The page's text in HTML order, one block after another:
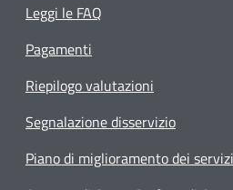
Leggi le FAQ
Pagamenti
Riepilogo valutazioni
Segnalazione disservizio
Piano di miglioramento dei servizi